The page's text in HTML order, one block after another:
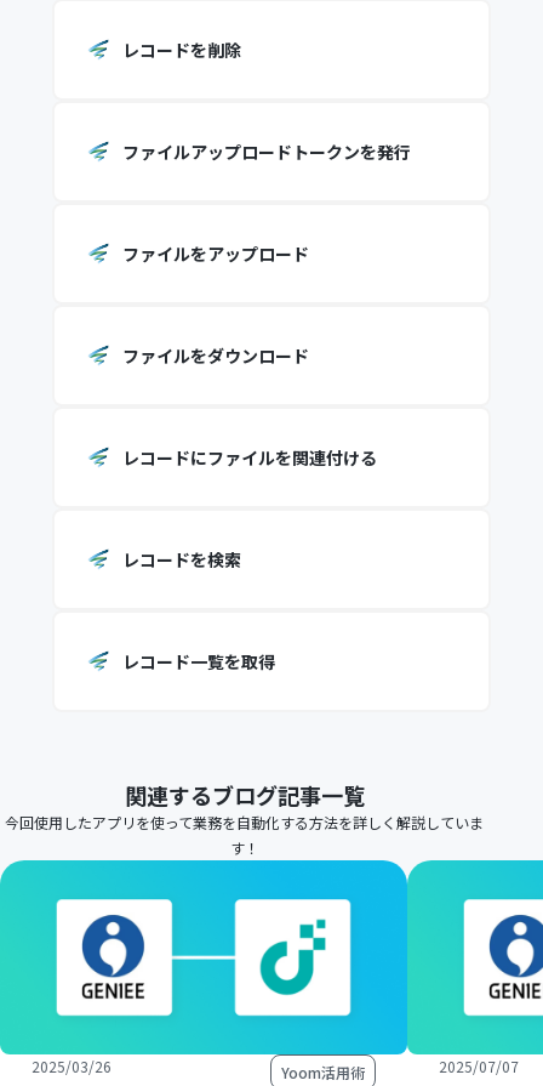
レコードを削除
ファイルアップロードトークンを発行
ファイルをアップロード
ファイルをダウンロード
レコードにファイルを関連付ける
レコードを検索
レコード一覧を取得
関連するブログ記事一覧
今回使用したアプリを使って業務を自動化する方法を詳しく解説していま
す！
2025/03/26 Yoom活用術 2025/07/07